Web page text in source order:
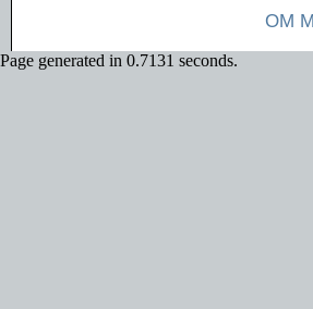
OM
Page generated in 0.7131 seconds.